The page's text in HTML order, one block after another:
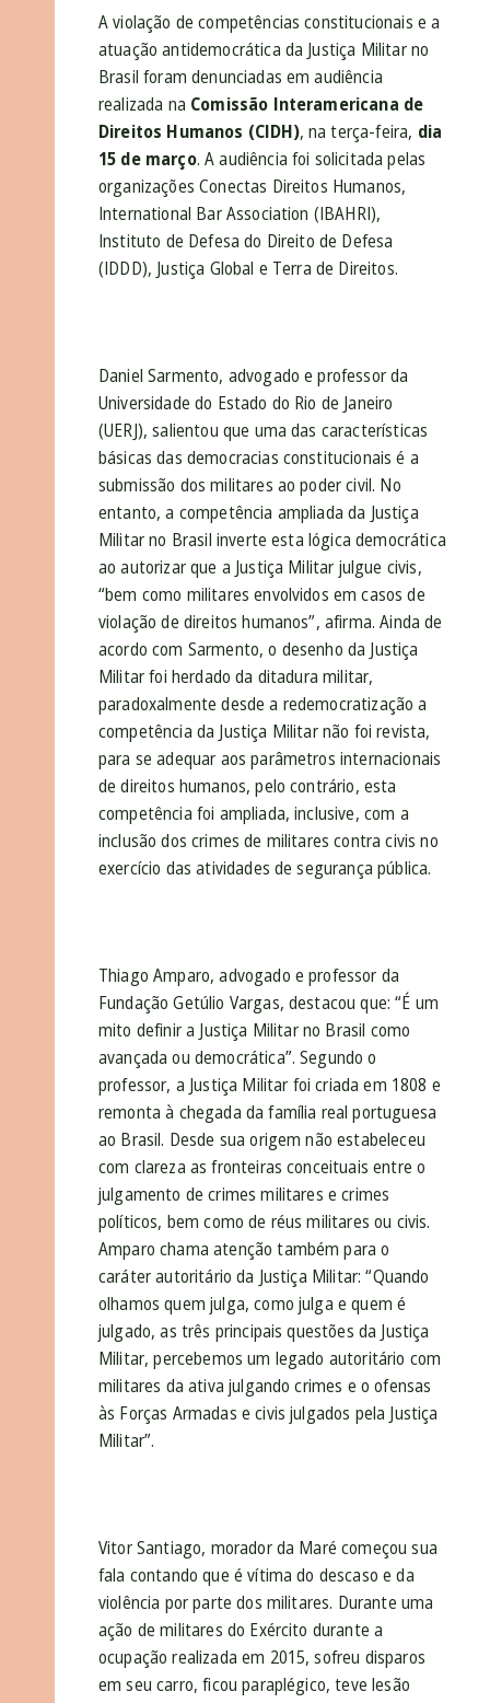
A violação de competências constitucionais e a
atuação antidemocrática da Justiça Militar no
Brasil foram denunciadas emaudiência
realizada na Comissão Interamericana de
Direitos Humanos (CIDH), na terça-feira, dia
15 de março. A audiência foi solicitada pelas
organizações Conectas Direitos Humanos,
International Bar Association (IBAHRI),
Instituto de Defesa do Direito de Defesa
(IDDD), Justiça Global e Terra de Direitos.
Daniel Sarmento, advogado e professor da
Universidade do Estado do Rio de Janeiro
(UERJ), salientou que uma das características
básicas das democracias constitucionais é a
submissão dos militares ao poder civil. No
entanto, a competência ampliada da Justiça
Militar no Brasil inverte esta lógica democrática
ao autorizar que a Justiça Militar julgue civis,
“bem como militares envolvidos em casos de
violação de direitos humanos”, afirma. Ainda de
acordo com Sarmento, o desenho da Justiça
Militar foi herdado da ditadura militar,
paradoxalmente desde a redemocratização a
competência da Justiça Militar não foi revista,
para se adequar aos parâmetros internacionais
de direitos humanos, pelo contrário, esta
competência foi ampliada, inclusive, com a
inclusão dos crimes de militares contra civis no
exercício das atividades de segurança pública.
Thiago Amparo, advogado e professor da
Fundação Getúlio Vargas,destacou que: “É um
mito definir a Justiça Militar no Brasil como
avançada ou democrática”. Segundo o
professor, a Justiça Militar foi criada em 1808 e
remonta à chegada da família real portuguesa
ao Brasil. Desde sua origem não estabeleceu
com clareza as fronteiras conceituais entre o
julgamento de crimes militares e crimes
políticos, bem como de réus militares ou civis.
Amparo chama atenção também para o
caráter autoritário da Justiça Militar: “Quando
olhamos quem julga, como julga e quem é
julgado, as três principais questões da Justiça
Militar, percebemos um legado autoritário com
militares da ativa julgando crimes e o ofensas
às Forças Armadas e civis julgados pela Justiça
Militar”.
Vitor Santiago, morador da Maré começou sua
fala contando que é vítima do descaso e da
violência por parte dos militares. Durante uma
ação de militares do Exército durante a
ocupação realizada em 2015, sofreu disparos
em seu carro, ficou paraplégico, teve lesão